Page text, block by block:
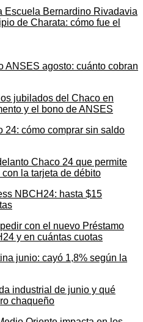
Escuela Bernardino Rivadavia
de Charata: cómo fue el
jubilados del Chaco en
y el bono de ANSES
Chaco 24 que permite
la tarjeta de débito
con el nuevo Préstamo
y en cuántas cuotas
industrial de junio y qué
chaqueño